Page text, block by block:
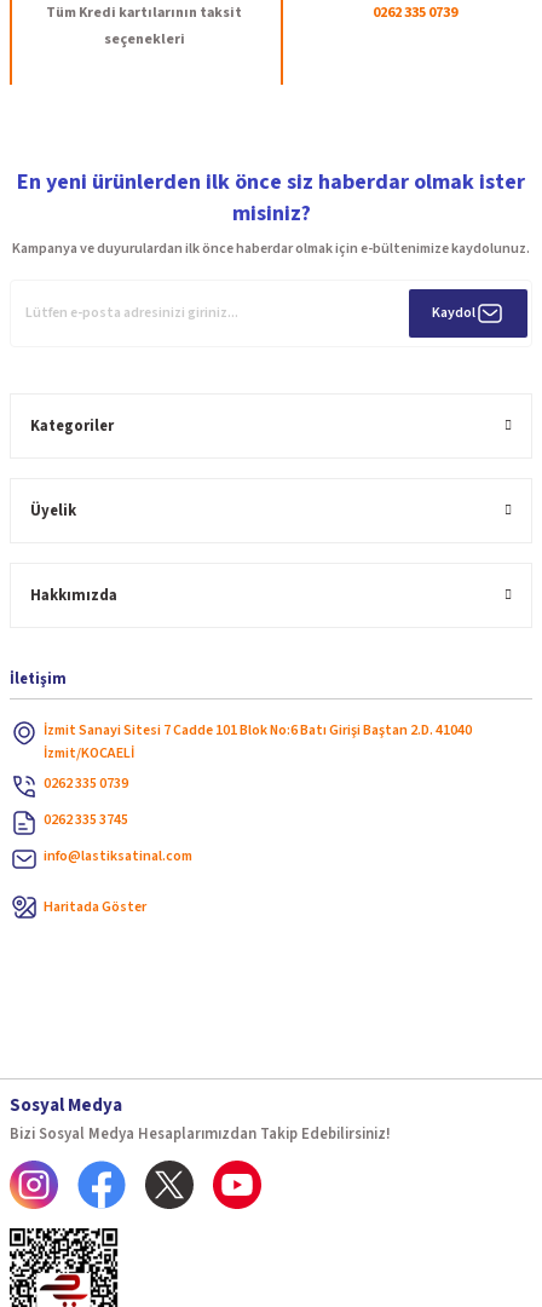
Tüm Kredi kartılarının taksit
seçenekleri
0262 335 0739
En yeni ürünlerden ilk önce siz haberdar olmak ister
misiniz?
Kampanya ve duyurulardan ilk önce haberdar olmak için e-bültenimize kaydolunuz.
Kaydol
Kategoriler
Üyelik
Hakkımızda
İletişim
İzmit Sanayi Sitesi 7 Cadde 101 Blok No:6 Batı Girişi Baştan 2.D. 41040
İzmit/KOCAELİ
0262 335 0739
0262 335 3745
info@lastiksatinal.com
Haritada Göster
Sosyal Medya
Bizi Sosyal Medya Hesaplarımızdan Takip Edebilirsiniz!